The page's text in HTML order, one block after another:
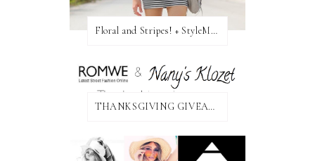
Floral and Stripes! + StyleMint GIVEAWAY!
THANKSGIVING GIVEAWAY!